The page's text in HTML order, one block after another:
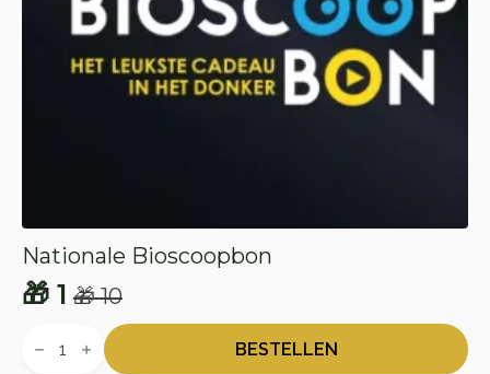
Nationale Bioscoopbon
🎁10
Oorspronkelijke
prijs
🎁 1
Huidige
prijs
Bioscoopbon
BESTELLEN